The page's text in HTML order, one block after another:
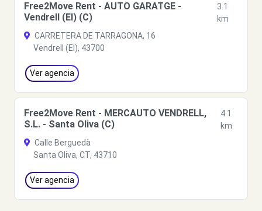
Free2Move Rent - AUTO GARATGE -
Vendrell (El) (C)
3.1
km
CARRETERA DE TARRAGONA, 16
Vendrell (El), 43700
Ver agencia
Free2Move Rent - MERCAUTO VENDRELL,
S.L. - Santa Oliva (C)
4.1
km
Calle Berguedà
Santa Oliva, CT, 43710
Ver agencia